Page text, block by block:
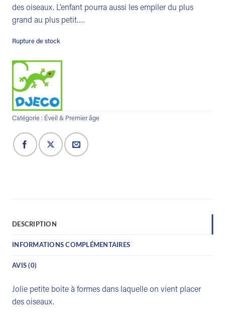
des oiseaux. L’enfant pourra aussi les empiler du plus
grand au plus petit….
Rupture de stock
Catégorie : Éveil & Premier âge
DESCRIPTION
INFORMATIONS COMPLÉMENTAIRES
AVIS (0)
Jolie petite boite à formes dans laquelle on vient placer
des oiseaux.